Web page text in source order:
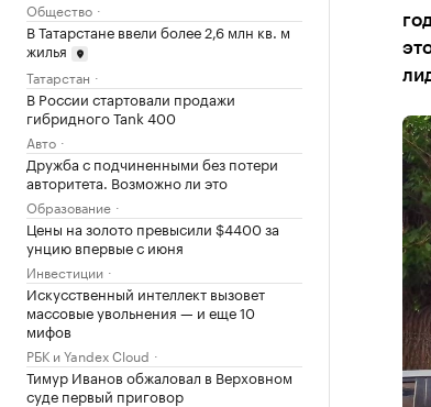
Общество
В Татарстане ввели более 2,6 млн кв. м
жилья
Татарстан
В России стартовали продажи
гибридного Tank 400
Авто
Дружба с подчиненными без потери
авторитета. Возможно ли это
Образование
Цены на золото превысили $4400 за
унцию впервые с июня
Инвестиции
Искусственный интеллект вызовет
массовые увольнения — и еще 10
мифов
РБК и Yandex Cloud
Тимур Иванов обжаловал в Верховном
суде первый приговор